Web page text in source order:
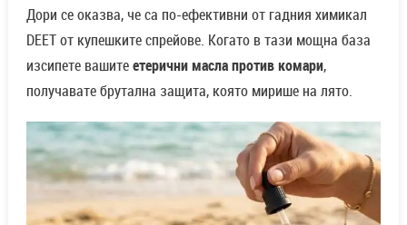
Дори се оказва, че са по-ефективни от гадния химикал
DEET от купешките спрейове. Когато в тази мощна база
изсипете вашитеетерични масла против комари,
получавате брутална защита, която мирише на лято.